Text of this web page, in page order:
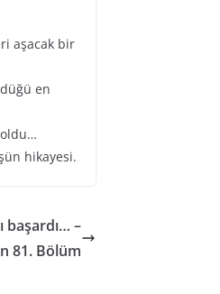
aşacak bir
en
oldu…
hikayesi.
başardı… –
81. Bölüm